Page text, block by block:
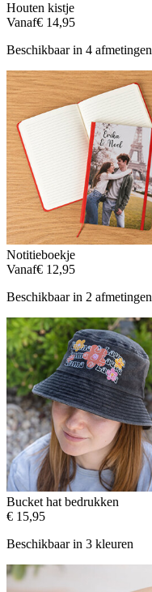
Houten kistje
Vanaf€ 14,95
Beschikbaar in 4 afmetingen
Notitieboekje
Vanaf€ 12,95
Beschikbaar in 2 afmetingen
Bucket hat bedrukken
€ 15,95
Beschikbaar in 3 kleuren